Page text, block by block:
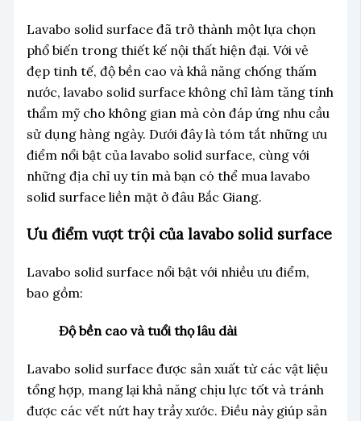
Lavabo solid surface đã trở thành một lựa chọn
phổ biến trong thiết kế nội thất hiện đại. Với vẻ
đẹp tinh tế, độ bền cao và khả năng chống thấm
nước, lavabo solid surface không chỉ làm tăng tính
thẩm mỹ cho không gian mà còn đáp ứng nhu cầu
sử dụng hàng ngày. Dưới đây là tóm tắt những ưu
điểm nổi bật của lavabo solid surface, cùng với
những địa chỉ uy tín mà bạn có thể mua lavabo
solid surface liền mặt ở đâu Bắc Giang.
Ưu điểm vượt trội của lavabo solid surface
Lavabo solid surface nổi bật với nhiều ưu điểm,
bao gồm:
Độ bền cao và tuổi thọ lâu dài
Lavabo solid surface được sản xuất từ các vật liệu
tổng hợp, mang lại khả năng chịu lực tốt và tránh
được các vết nứt hay trầy xước. Điều này giúp sản